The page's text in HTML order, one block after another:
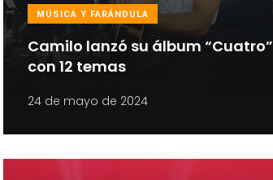
MÚSICA Y FARÁNDULA
Camilo lanzó su álbum “Cuatro”
con 12 temas
24 de mayo de 2024